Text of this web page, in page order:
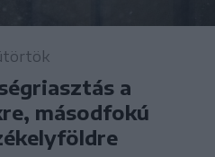
a
másodfokú